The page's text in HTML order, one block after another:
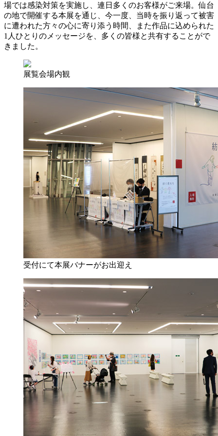
場では感染対策を実施し、連日多くのお客様がご来場。仙台
の地で開催する本展を通じ、今一度、当時を振り返って被害
に遭われた方々の心に寄り添う時間、また作品に込められた
1人ひとりのメッセージを、多くの皆様と共有することがで
きました。
展覧会場内観
受付にて本展バナーがお出迎え